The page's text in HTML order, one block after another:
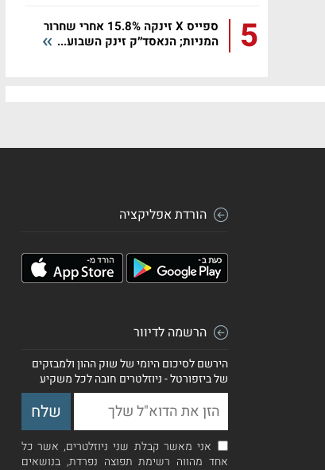
5
ספייס X זינקה 15.8% אחרי שחרור
המניות; הנאסד״ק זינק השבוע...
הורדת אפליקציה
הרשמה לדיוור
הירשם לסיכום היומי של שוק ההון ולמבזקים
של ביזפורטל - ניוזלטרים חובה לכל משקיע
אני מאשר קבלת שני ניוזלטרים, אשר כל
אחד מהווה רשימת תפוצה נפרדת, בנושאים